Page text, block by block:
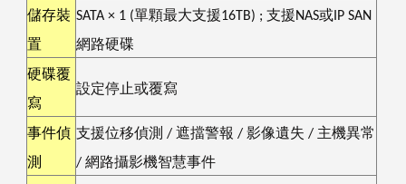
儲存裝
置
SATA × 1 (單顆最大支援16TB) ; 支援NAS或 IP SAN
網路硬碟
硬碟覆
寫
設定停止或覆寫
事件偵
測
支援位移偵測 / 遮擋警報 / 影像遺失 / 主機異常
/ 網路攝影機智慧事件